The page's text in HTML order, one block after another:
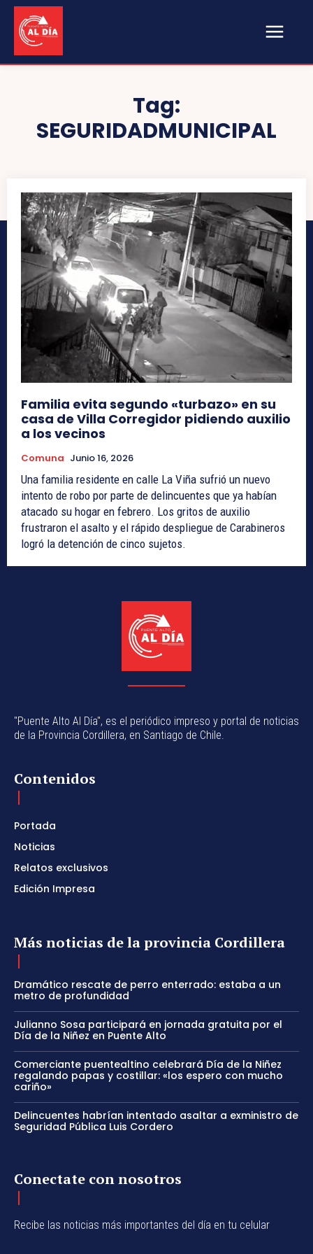
Tag:
SEGURIDADMUNICIPAL
Familia evita segundo «turbazo» en su
casa de Villa Corregidor pidiendo auxilio
a los vecinos
Comuna Junio 16, 2026
Una familia residente en calle La Viña sufrió un nuevo
intento de robo por parte de delincuentes que ya habían
atacado su hogar en febrero. Los gritos de auxilio
frustraron el asalto y el rápido despliegue de Carabineros
logró la detención de cinco sujetos.
"Puente Alto Al Día", es el periódico impreso y portal de noticias
de la Provincia Cordillera, en Santiago de Chile.
Contenidos
Portada
Noticias
Relatos exclusivos
Edición Impresa
Más noticias de la provincia Cordillera
Dramático rescate de perro enterrado: estaba a un
metro de profundidad
Julianno Sosa participará en jornada gratuita por el
Día de la Niñez en Puente Alto
Comerciante puentealtino celebrará Día de la Niñez
regalando papas y costillar: «los espero con mucho
cariño»
Delincuentes habrían intentado asaltar a exministro de
Seguridad Pública Luis Cordero
Conectate con nosotros
Recibe las noticias más importantes del día en tu celular